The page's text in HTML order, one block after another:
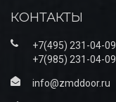
КОНТАКТЫ
+7(495) 231-04-09
+7(985) 231-04-09
info@zmddoor.ru